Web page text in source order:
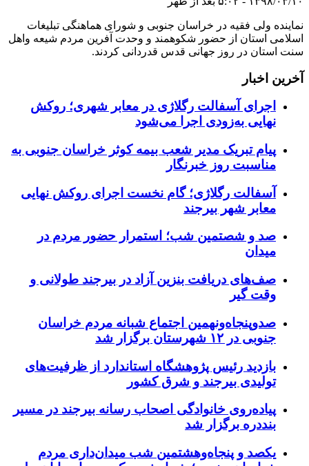
نماینده ولی فقیه در خراسان‌ جنوبی و شورای هماهنگی تبلیغات
اسلامی استان از حضور شکوهمند و وحدت آفرین مردم شیعه واهل
سنت استان در روز جهانی قدس قدردانی کردند.
آخرین اخبار
اجرای آسفالت رگلاژی در معابر شهری؛ روکش
نهایی به‌زودی اجرا می‌شود
پیام تبریک مدیر شعب بیمه کوثر خراسان جنوبی به
مناسبت روز خبرنگار
آسفالت رگلاژی؛ گام نخست اجرای روکش نهایی
معابر شهر بیرجند
صد و شصتمین شب؛ استمرار حضور مردم در
میدان
صف‌های دریافت بنزین آزاد در بیرجند طولانی و
وقت گیر
صدوپنجاه‌ونهمین اجتماع شبانه مردم خراسان
جنوبی در ۱۲ شهرستان برگزار شد
بازدید رئیس پژوهشگاه استاندارد از ظرفیت‌های
تولیدی بیرجند و شرق کشور
پیاده‌روی خانوادگی اصحاب رسانه بیرجند در مسیر
بنددره برگزار شد
یکصد و پنجاه‌وهشتمین شب میدان‌داری مردم